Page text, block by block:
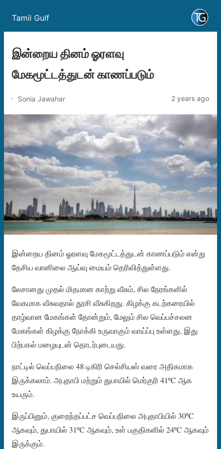
Tamil Gulf
இன்றைய தினம் ஓரளவு
மேகமூட்டத்துடன் காணப்படும்
Sonia Jawahar 2 years ago
இன்றைய தினம் ஓரளவு மேகமூட்டத்துடன் காணப்படும் என்று
தேசிய வானிலை ஆய்வு மையம் தெரிவித்துள்ளது.
லேசானது முதல் மிதமான காற்று வீசும், சில நேரங்களில்
வேகமாக வீசுவதால் தூசி வீசுகிறது. கிழக்கு கடற்கரையில்
தாழ்வான மேகங்கள் தோன்றும், மேலும் சில வெப்பச்சலன
மேகங்கள் கிழக்கு நோக்கி உருவாகும் வாய்ப்பு உள்ளது, இது
பிற்பகல் மழையுடன் தொடர்புடையது.
நாட்டில் வெப்பநிலை 48 டிகிரி செல்சியஸ் வரை அதிகமாக
இருக்கலாம். அபுதாபி மற்றும் துபாயில் மெர்குரி 41ºC ஆக
உயரும்.
இருப்பினும், குறைந்தப்பட்ச வெப்பநிலை அபுதாபியில் 30ºC
ஆகவும், துபாயில் 31ºC ஆகவும், உள் பகுதிகளில் 24ºC ஆகவும்
இருக்கும்.